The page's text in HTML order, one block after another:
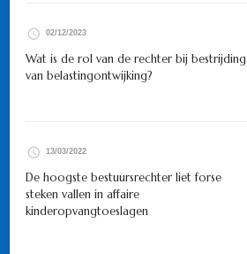
02/12/2023
Wat is de rol van de rechter bij bestrijding
van belastingontwijking?
13/03/2022
De hoogste bestuursrechter liet forse
steken vallen in affaire
kinderopvangtoeslagen